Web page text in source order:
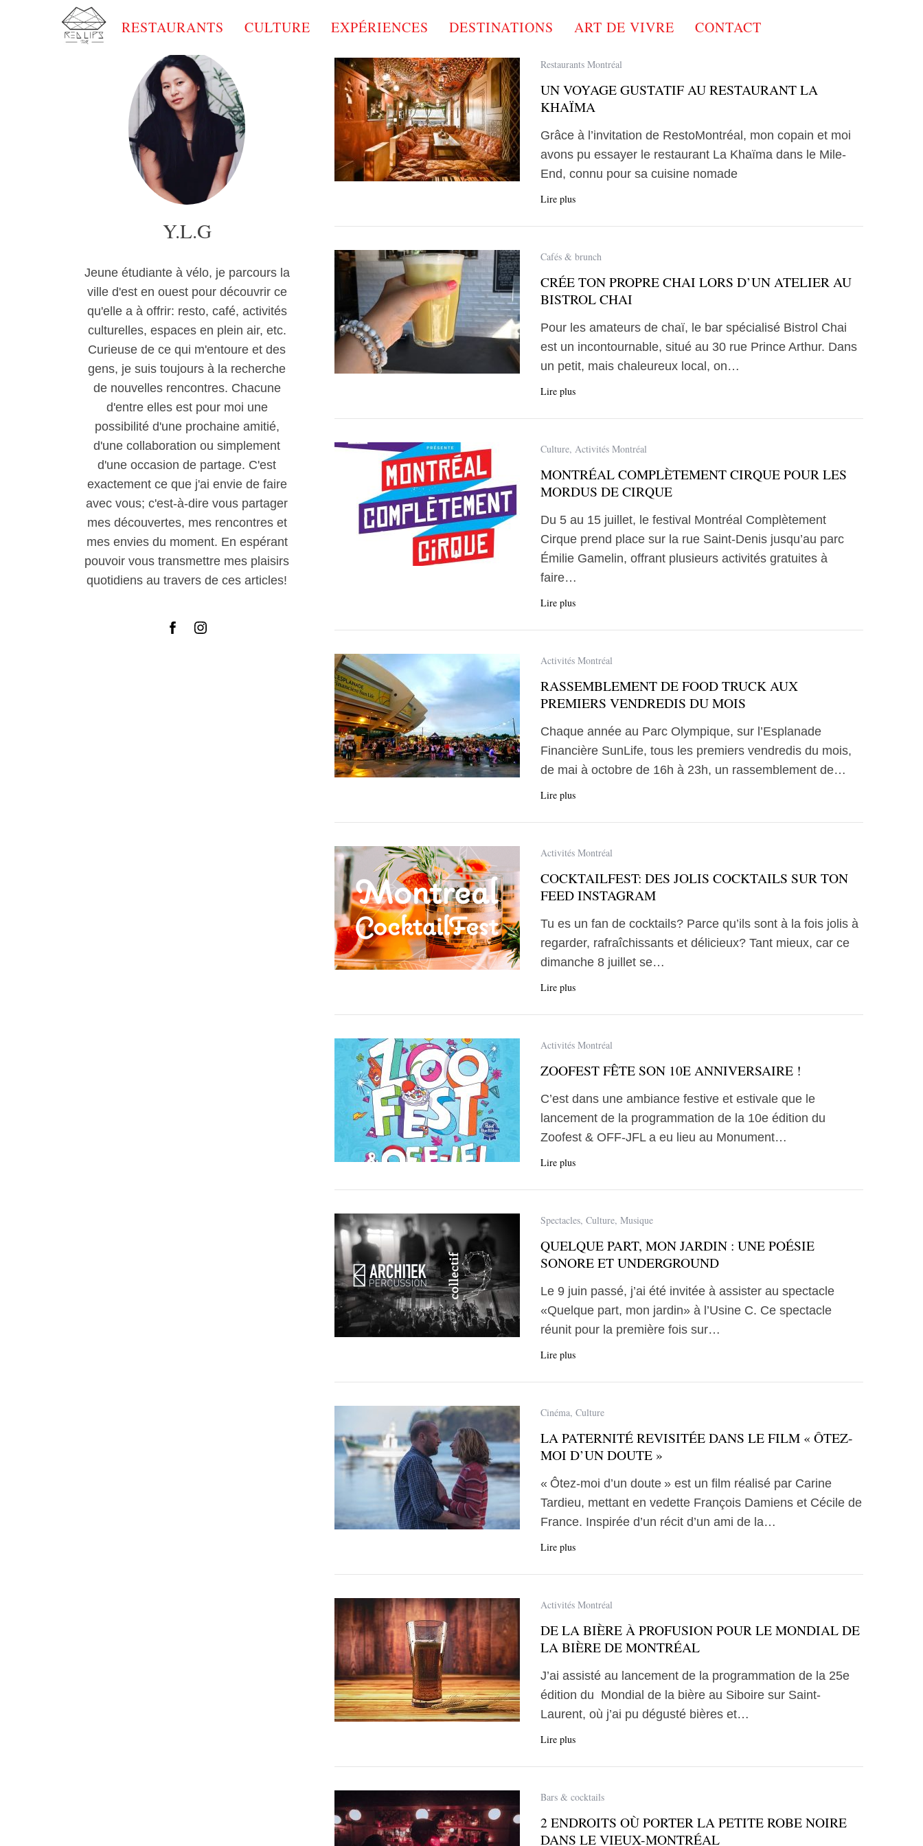
RESTAURANTS CULTURE EXPÉRIENCES DESTINATIONS ART DE VIVRE CONTACT
Y.L.G
Jeune étudiante à vélo, je parcours la
ville d'est en ouest pour découvrir ce
qu'elle a à offrir: resto, café, activités
culturelles, espaces en plein air, etc.
Curieuse de ce qui m'entoure et des
gens, je suis toujours à la recherche
de nouvelles rencontres. Chacune
d'entre elles est pour moi une
possibilité d'une prochaine amitié,
d'une collaboration ou simplement
d'une occasion de partage. C'est
exactement ce que j'ai envie de faire
avec vous; c'est-à-dire vous partager
mes découvertes, mes rencontres et
mes envies du moment. En espérant
pouvoir vous transmettre mes plaisirs
quotidiens au travers de ces articles!
Restaurants Montréal
UN VOYAGE GUSTATIF AU RESTAURANT LA
KHAÏMA
Grâce à l’invitation de RestoMontréal, mon copain et moi
avons pu essayer le restaurant La Khaïma dans le Mile-
End, connu pour sa cuisine nomade
Lire plus
Cafés & brunch
CRÉE TON PROPRE CHAI LORS D’UN ATELIER AU
BISTROL CHAI
Pour les amateurs de chaï, le bar spécialisé Bistrol Chai
est un incontournable, situé au 30 rue Prince Arthur. Dans
un petit, mais chaleureux local, on…
Lire plus
Culture, Activités Montréal
MONTRÉAL COMPLÈTEMENT CIRQUE POUR LES
MORDUS DE CIRQUE
Du 5 au 15 juillet, le festival Montréal Complètement
Cirque prend place sur la rue Saint-Denis jusqu’au parc
Émilie Gamelin, offrant plusieurs activités gratuites à
faire…
Lire plus
Activités Montréal
RASSEMBLEMENT DE FOOD TRUCK AUX
PREMIERS VENDREDIS DU MOIS
Chaque année au Parc Olympique, sur l’Esplanade
Financière SunLife, tous les premiers vendredis du mois,
de mai à octobre de 16h à 23h, un rassemblement de…
Lire plus
Activités Montréal
COCKTAILFEST: DES JOLIS COCKTAILS SUR TON
FEED INSTAGRAM
Tu es un fan de cocktails? Parce qu’ils sont à la fois jolis à
regarder, rafraîchissants et délicieux? Tant mieux, car ce
dimanche 8 juillet se…
Lire plus
Activités Montréal
ZOOFEST FÊTE SON 10E ANNIVERSAIRE !
C’est dans une ambiance festive et estivale que le
lancement de la programmation de la 10e édition du
Zoofest & OFF-JFL a eu lieu au Monument…
Lire plus
Spectacles, Culture, Musique
QUELQUE PART, MON JARDIN : UNE POÉSIE
SONORE ET UNDERGROUND
Le 9 juin passé, j’ai été invitée à assister au spectacle
«Quelque part, mon jardin» à l’Usine C. Ce spectacle
réunit pour la première fois sur…
Lire plus
Cinéma, Culture
LA PATERNITÉ REVISITÉE DANS LE FILM « ÔTEZ-
MOI D’UN DOUTE »
« Ôtez-moi d’un doute » est un film réalisé par Carine
Tardieu, mettant en vedette François Damiens et Cécile de
France. Inspirée d’un récit d’un ami de la…
Lire plus
Activités Montréal
DE LA BIÈRE À PROFUSION POUR LE MONDIAL DE
LA BIÈRE DE MONTRÉAL
J’ai assisté au lancement de la programmation de la 25e
édition du Mondial de la bière au Siboire sur Saint-
Laurent, où j’ai pu dégusté bières et…
Lire plus
Bars & cocktails
2 ENDROITS OÙ PORTER LA PETITE ROBE NOIRE
DANS LE VIEUX-MONTRÉAL